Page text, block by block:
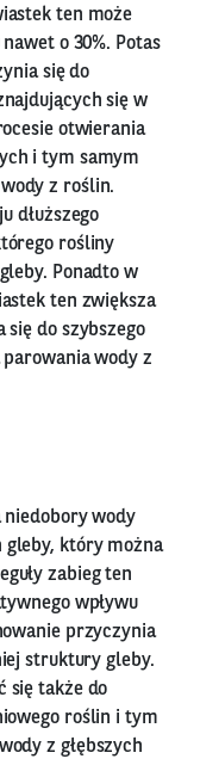
ten może
o 30%. Potas
się do
się w
otwierania
i tym samym
z roślin.
dłuższego
rośliny
Ponadto w
ten zwiększa
do szybszego
wody z
niedobory wody
gleby, który można
zabieg ten
wpływu
przyczynia
struktury gleby.
się także do
roślin i tym
z głębszych